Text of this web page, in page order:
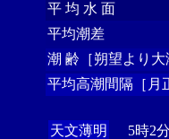
平 均 水 面
平均潮差
潮 齢［朔望より大
平均高潮間隔［月
天文薄明
5時2分